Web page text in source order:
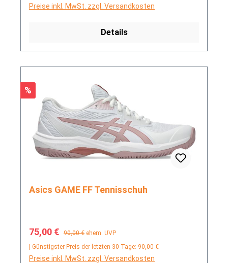
Preise inkl. MwSt. zzgl. Versandkosten
Details
Rabatt
%
Asics GAME FF Tennisschuh
Verkaufspreis:
75,00 € Regulärer Preis:
90,00 € ehem. UVP
| Günstigster Preis der letzten 30 Tage: 90,00 €
Preise inkl. MwSt. zzgl. Versandkosten